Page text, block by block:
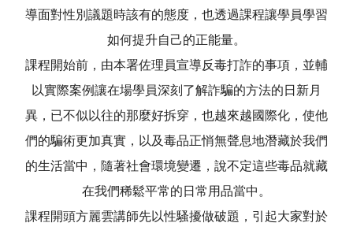
導面對性別議題時該有的態度，也透過課程讓學員學習
如何提升自己的正能量。
課程開始前，由本署佐理員宣導反毒打詐的事項，並輔
以實際案例讓在場學員深刻了解詐騙的方法的日新月
異，已不似以往的那麼好拆穿，也越來越國際化，使他
們的騙術更加真實，以及毒品正悄無聲息地潛藏於我們
的生活當中，隨著社會環境變遷，說不定這些毒品就藏
在我們稀鬆平常的日常用品當中。
課程開頭方麗雲講師先以性騷擾做破題，引起大家對於